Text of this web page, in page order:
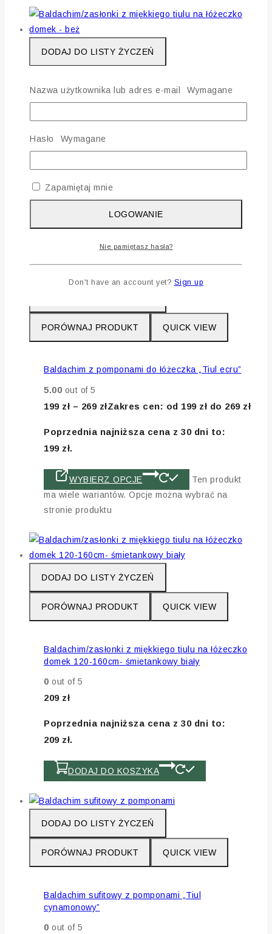
DODAJ DO LISTY ŻYCZEŃ
Baldachim/zasłonki z miękkiego tiulu na łóżeczko
domek – beż
269zł
Poprzednia najniższa cena z 30 dni to:
DODAJ DO KOSZYKA
PORÓWNAJ PRODUKT QUICK VIEW
Baldachim z pomponami do łóżeczka „Tiul ecru”
5.00 out of 5
199 zł – 269 złZakres cen: od 199 zł do 269 zł
Poprzednia najniższa cena z 30 dni to:
199 zł.
WYBIERZ OPCJE
Ten produkt
ma wiele wariantów. Opcje można wybrać na
stronie produktu
DODAJ DO LISTY ŻYCZEŃ
PORÓWNAJ PRODUKT QUICK VIEW
Baldachim/zasłonki z miękkiego tiulu na łóżeczko
domek 120-160cm- śmietankowy biały
0 out of 5
209 zł
Poprzednia najniższa cena z 30 dni to:
209 zł.
DODAJ DO KOSZYKA
DODAJ DO LISTY ŻYCZEŃ
PORÓWNAJ PRODUKT QUICK VIEW
Baldachim sufitowy z pomponami „Tiul
cynamonowy”
0 out of 5
Nazwa użytkownika lub adres e-mail Wymagane
Hasło Wymagane
Zapamiętaj mnie
LOGOWANIE
Nie pamiętasz hasła?
Don't have an account yet? Sign up